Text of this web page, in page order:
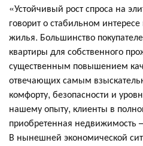
«Устойчивый рост спроса на
говорит о стабильном
жилья. Большинство
квартиры для собственного
существенным повышением
отвечающих самым
комфорту, безопасности и
нашему опыту, клиенты в
приобретенная недвижимость –
В нынешней экономической